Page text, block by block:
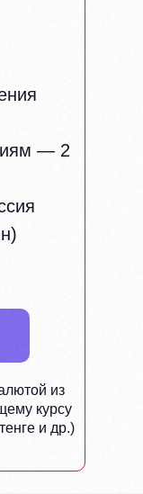
— 2
из
курсу
и др.)